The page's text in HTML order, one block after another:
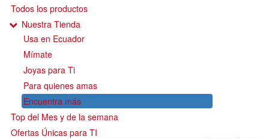
Todos los productos
Nuestra Tienda
Usa en Ecuador
Mímate
Joyas para Ti
Para quienes amas
Encuentra más
Top del Mes y de la semana
Ofertas Únicas para TI